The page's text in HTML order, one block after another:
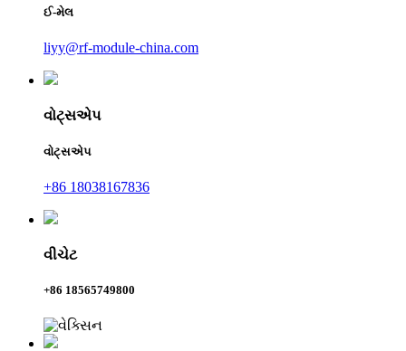
ઈ-મેલ
liyy@rf-module-china.com
વોટ્સએપ
વોટ્સએપ
+86 18038167836
વીચેટ
+86 18565749800